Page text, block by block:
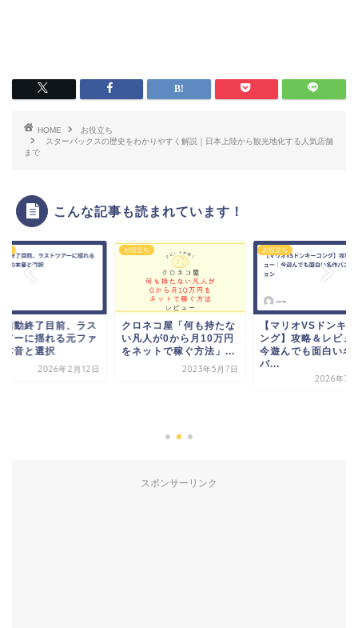
HOME
お役立ち
スターバックスの歴史をわかりやすく解説｜日本上陸から観光地化する人気店舗
まで
こんな記事も読まれています！
ネコ屋「何も持たな
人が0から月10万円
ットで稼ぐ方法」...
2023年5月7日
お役立ち
【マリオVSドンキーコ
ング】攻略＆レビュー｜
今遊んでも面白い名作
お役立ち
嵐の活動終了目前、
スポンサーリンク